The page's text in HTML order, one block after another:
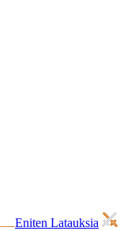
Eniten Latauksia